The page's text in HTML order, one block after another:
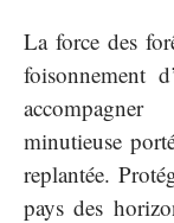
La force des
foisonnement
minutieuse
replantée.
pays des